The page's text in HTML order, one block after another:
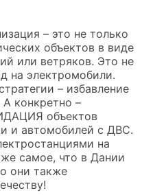
– это не только
объектов в виде
или ветряков. Это не
на электромобили.
– избавление
конкретно –
объектов
и автомобилей с ДВС.
на
самое, что в Дании
они также